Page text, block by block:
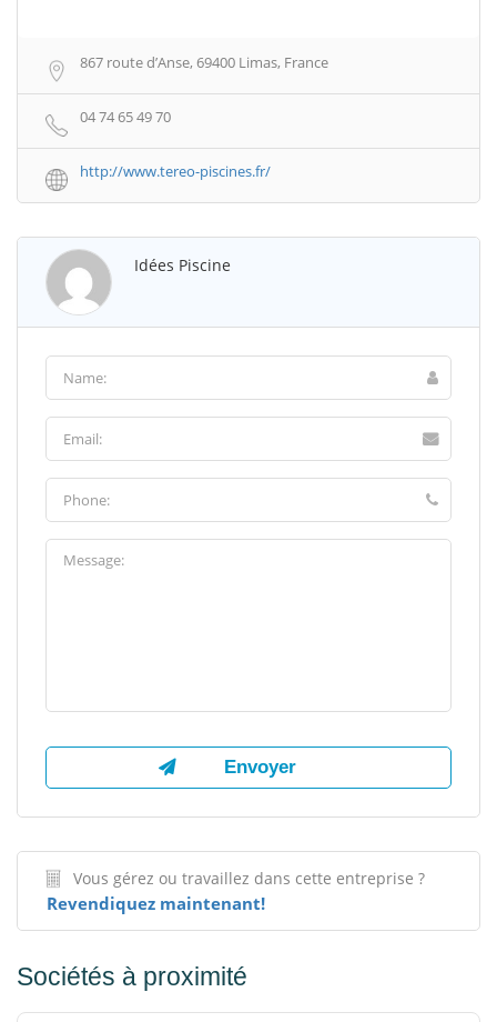
867 route d’Anse, 69400 Limas, France
04 74 65 49 70
http://www.tereo-piscines.fr/
Idées Piscine
Vous gérez ou travaillez dans cette entreprise ?
Revendiquez maintenant!
Sociétés à proximité